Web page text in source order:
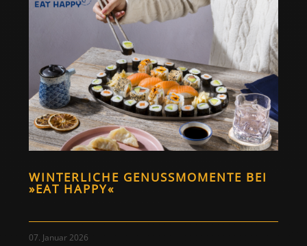
WINTERLICHE GENUSSMOMENTE BEI
»EAT HAPPY«
07. Januar 2026